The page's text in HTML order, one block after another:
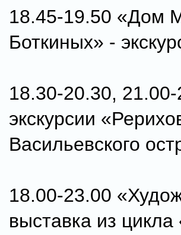
18.45-19.50 «Дом
Боткиных» -
18.30-20.30,
экскурсии
Васильевского
18.00-23.00
выставка из цикла